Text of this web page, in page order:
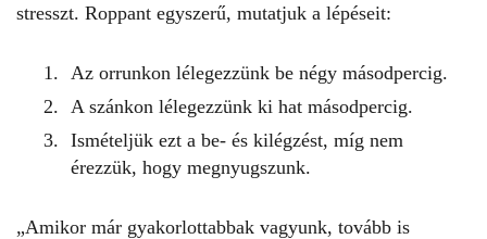
stresszt. Roppant egyszerű, mutatjuk a lépéseit:
Az orrunkon lélegezzünk be négy másodpercig.
A szánkon lélegezzünk ki hat másodpercig.
Ismételjük ezt a be- és kilégzést, míg nem
érezzük, hogy megnyugszunk.
„Amikor már gyakorlottabbak vagyunk, tovább is